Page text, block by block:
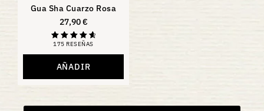
Gua Sha Cuarzo Rosa
27,90€
175 RESEÑAS
Calificación
AÑADIR